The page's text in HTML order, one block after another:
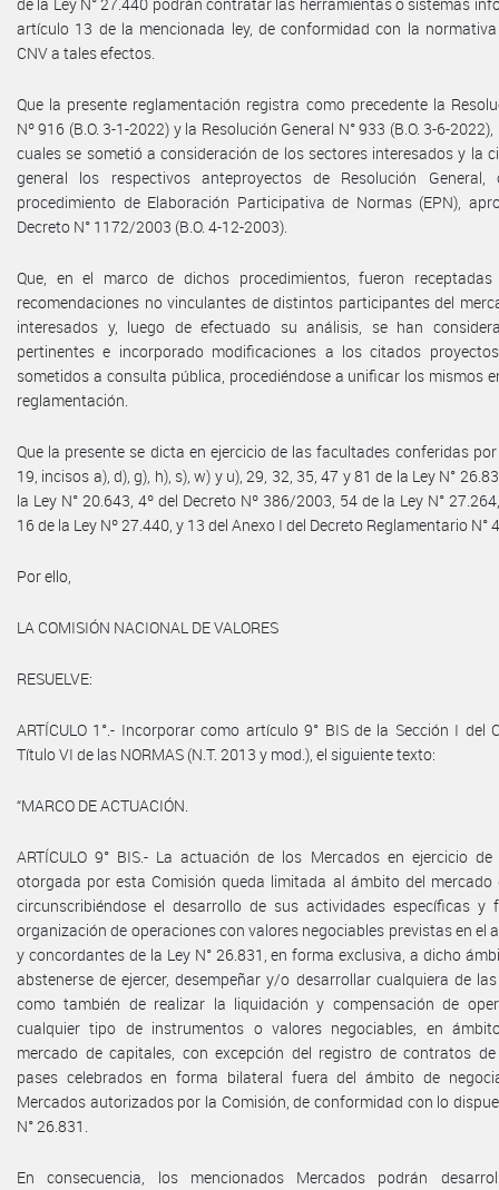
de la Ley N° 27.440 podrán contratar las herramientas o sistemas
artículo 13 de la mencionada ley, de conformidad con la
CNV a tales efectos.
Que la presente reglamentación registra como precedente la
Nº 916 (B.O. 3-1-2022) y la Resolución General N° 933 (B.O. 3-6-
cuales se sometió a consideración de los sectores interesados y la
general los respectivos anteproyectos de Resolución General,
procedimiento de Elaboración Participativa de Normas (EPN),
Decreto N° 1172/2003 (B.O. 4-12-2003).
Que, en el marco de dichos procedimientos, fueron
recomendaciones no vinculantes de distintos participantes del
interesados y, luego de efectuado su análisis, se han
pertinentes e incorporado modificaciones a los citados
sometidos a consulta pública, procediéndose a unificar los mismos
reglamentación.
Que la presente se dicta en ejercicio de las facultades conferidas
19, incisos a), d), g), h), s), w) y u), 29, 32, 35, 47 y 81 de la Ley N°
la Ley N° 20.643, 4º del Decreto Nº 386/2003, 54 de la Ley N°
16 de la Ley Nº 27.440, y 13 del Anexo I del Decreto Reglamentario N°
Por ello,
LA COMISIÓN NACIONAL DE VALORES
RESUELVE:
ARTÍCULO 1°.- Incorporar como artículo 9° BIS de la Sección I del
Título VI de las NORMAS (N.T. 2013 y mod.), el siguiente texto:
“MARCO DE ACTUACIÓN.
ARTÍCULO 9° BIS.- La actuación de los Mercados en ejercicio
otorgada por esta Comisión queda limitada al ámbito del mercado
circunscribiéndose el desarrollo de sus actividades específicas y
organización de operaciones con valores negociables previstas en el
y concordantes de la Ley N° 26.831, en forma exclusiva, a dicho
abstenerse de ejercer, desempeñar y/o desarrollar cualquiera de
como también de realizar la liquidación y compensación de
cualquier tipo de instrumentos o valores negociables, en
mercado de capitales, con excepción del registro de contratos
pases celebrados en forma bilateral fuera del ámbito de
Mercados autorizados por la Comisión, de conformidad con lo
N° 26.831.
En consecuencia, los mencionados Mercados podrán